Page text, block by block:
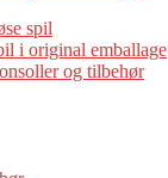
spil
i original emballage
og tilbehør